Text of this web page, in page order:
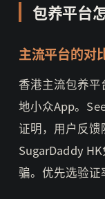
包养平台
主流平台的对
香港主流包养
地小众App。
证明，用户反馈
SugarDaddy
骗。优先选验证